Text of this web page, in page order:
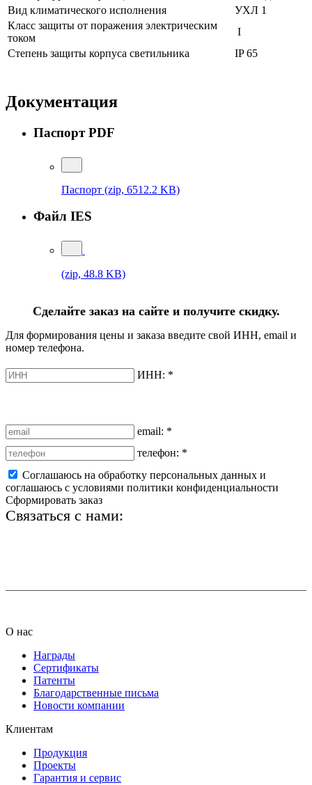
Вид климатического исполнения
УХЛ 1
Класс защиты от поражения электрическим
током
I
Степень защиты корпуса светильника
IP 65
Документация
Паспорт PDF
Паспорт (zip, 6512.2 KB)
Файл IES
(zip, 48.8 KB)
Сделайте заказ на сайте и получите скидку.
Для формирования цены и заказа введите свой ИНН, email и
номер телефона.
ИНН: *
email: *
телефон: *
Соглашаюсь на обработку персональных данных и
соглашаюсь с условиями политики конфиденциальности
Сформировать заказ
Связаться с нами:
О нас
Награды
Сертификаты
Патенты
Благодарственные письма
Новости компании
Клиентам
Продукция
Проекты
Гарантия и сервис